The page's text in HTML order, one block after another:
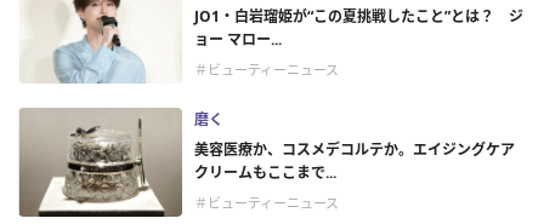
JO1・白岩瑠姫が“この夏挑戦したこと”とは？ ジ
ョー マロー...
＃ビューティーニュース
磨く
美容医療か、コスメデコルテか。エイジングケア
クリームもここまで...
＃ビューティーニュース